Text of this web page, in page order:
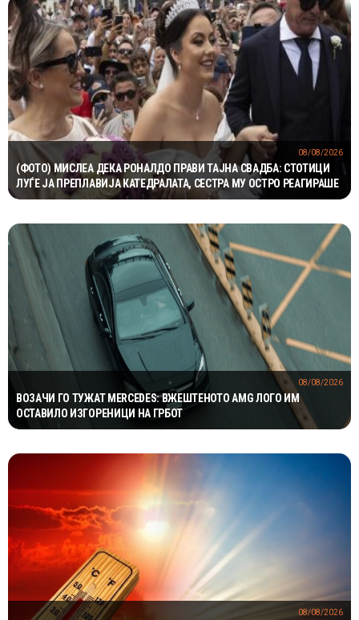
(ФОТО) МИСЛЕА ДЕКА РОНАЛДО ПРАВИ ТАЈНА СВАДБА: СТОТИЦИ
ЛУЃЕ ЈА ПРЕПЛАВИЈА КАТЕДРАЛАТА, СЕСТРА МУ ОСТРО РЕАГИРАШЕ
08/08/2026
ВОЗАЧИ ГО ТУЖАТ MERCEDES: ВЖЕШТЕНОТО AMG ЛОГО ИМ
ОСТАВИЛО ИЗГОРЕНИЦИ НА ГРБОТ
08/08/2026
08/08/2026